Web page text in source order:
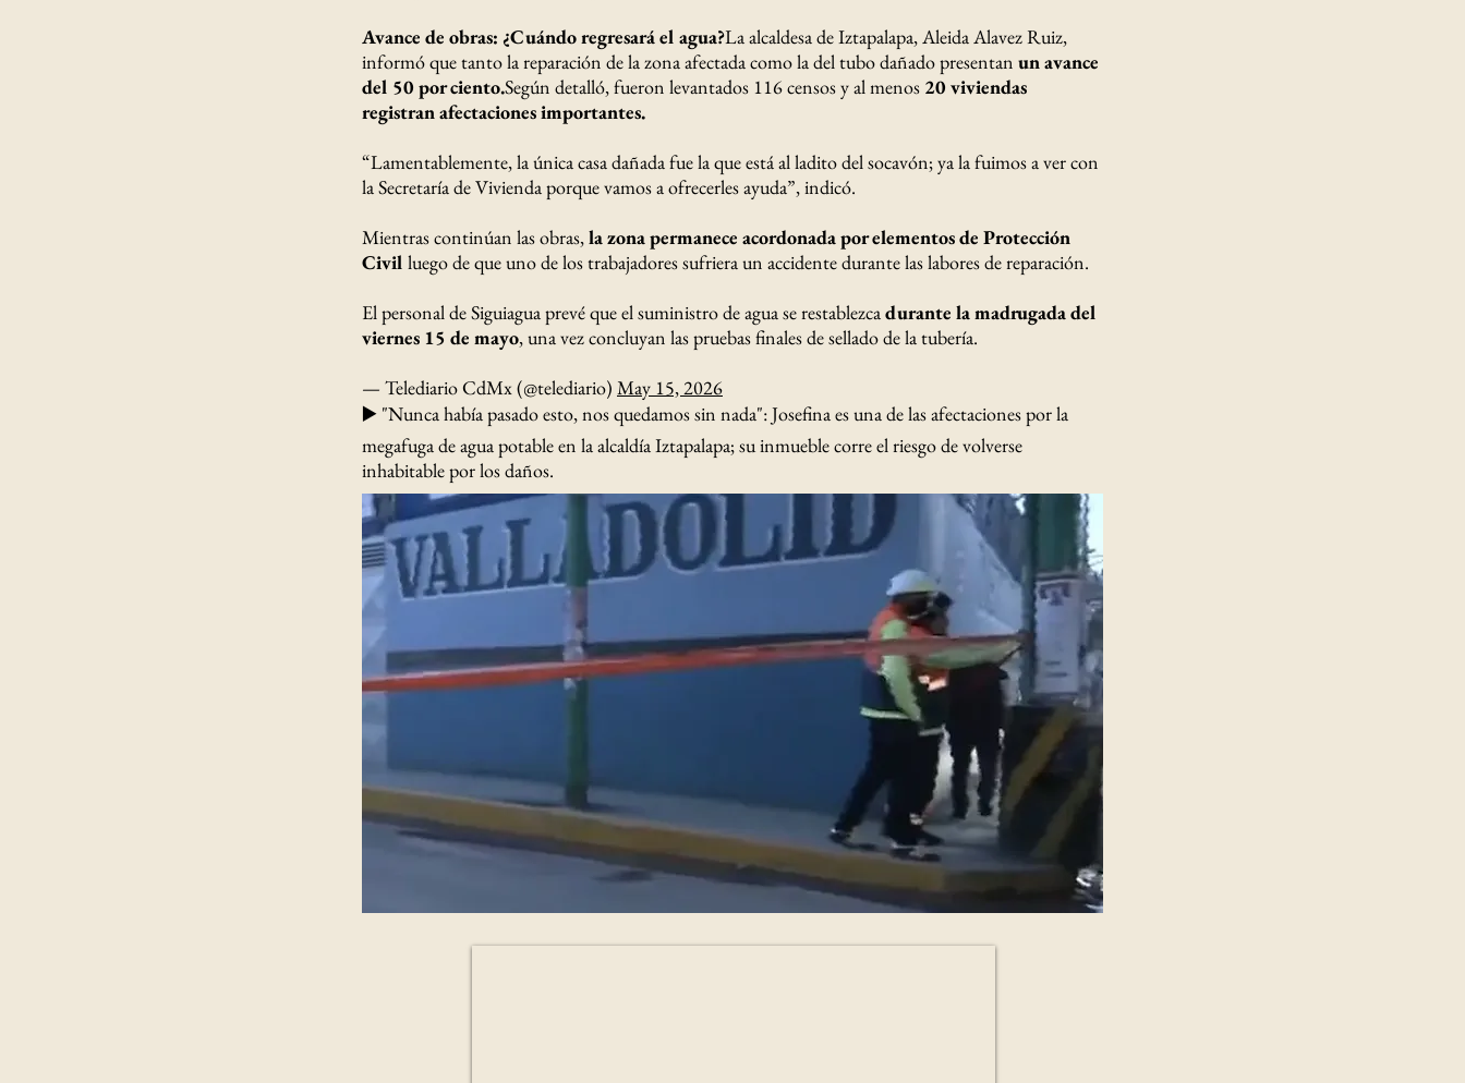
Avance de obras: ¿Cuándo regresará el agua?La alcaldesa de Iztapalapa, Aleida Alavez Ruiz,
informó que tanto la reparación de la zona afectada como la del tubo dañado presentan un avance
del 50 por ciento.Según detalló, fueron levantados 116 censos y al menos 20 viviendas
registran afectaciones importantes.
“Lamentablemente, la única casa dañada fue la que está al ladito del socavón; ya la fuimos a ver con
la Secretaría de Vivienda porque vamos a ofrecerles ayuda”, indicó.
Mientras continúan las obras,la zona permanece acordonada por elementos de Protección
Civil luego de que uno de los trabajadores sufriera un accidente durante las labores de reparación.
El personal de Siguiagua prevé que el suministro de agua se restablezcadurante la madrugada del
viernes 15 de mayo, una vez concluyan las pruebas finales de sellado de la tubería.
— Telediario CdMx (@telediario) May 15, 2026
▶️ "Nunca había pasado esto, nos quedamos sin nada": Josefina es una de las afectaciones por la
megafuga de agua potable en la alcaldía Iztapalapa; su inmueble corre el riesgo de volverse
inhabitable por los daños.